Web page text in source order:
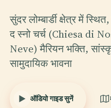
सुंदर लोम्बार्डी क्षेत्र में
द स्नो चर्च (Chiesa di
Neve) मैरियन भक्ति,
सामुदायिक भावना
ऑडियो गाइड सुनें